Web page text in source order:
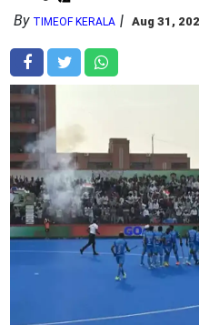
By TIMEOF KERALA Aug 31,